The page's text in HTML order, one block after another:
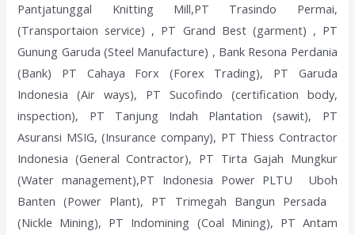
Pantjatunggal Knitting Mill,PT Trasindo Permai,
(Transportaion service) , PT Grand Best (garment) , PT
Gunung Garuda (Steel Manufacture) , Bank Resona Perdania
(Bank) PT Cahaya Forx (Forex Trading), PT Garuda
Indonesia (Air ways), PT Sucofindo (certification body,
inspection), PT Tanjung Indah Plantation (sawit), PT
Asuransi MSIG, (Insurance company), PT Thiess Contractor
Indonesia (General Contractor), PT Tirta Gajah Mungkur
(Water management),PT Indonesia Power PLTU Uboh
Banten (Power Plant), PT Trimegah Bangun Persada
(Nickle Mining), PT Indomining (Coal Mining), PT Antam